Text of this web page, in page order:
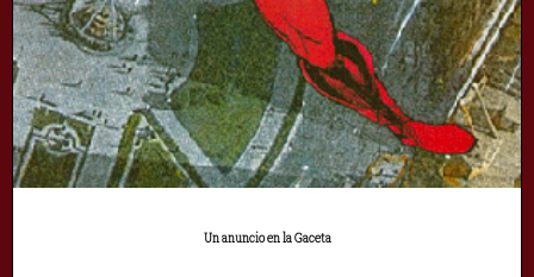
Un anuncio en la Gaceta